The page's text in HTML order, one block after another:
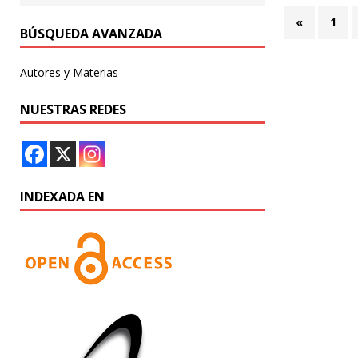
« 1
BÚSQUEDA AVANZADA
Autores y Materias
NUESTRAS REDES
INDEXADA EN